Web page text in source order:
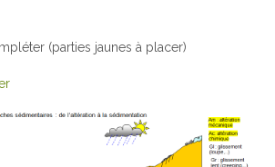
(parties jaunes à placer)